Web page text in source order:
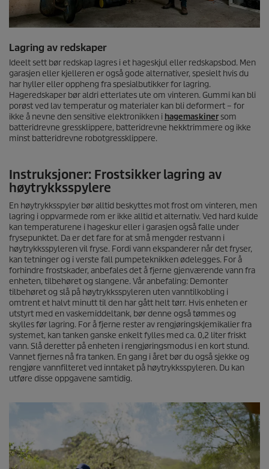
Lagring av redskaper
Ideelt sett bør redskap lagres i et hageskjul eller redskapsbod. Men
garasjen eller kjelleren er også gode alternativer, spesielt hvis du
har hyller eller oppheng fra spesialbutikker for lagring.
Hageredskaper bør aldri etterlates ute om vinteren. Gummi kan bli
porøst ved lav temperatur og materialer kan bli deformert – for
ikke å nevne den sensitive elektronikken i hagemaskiner som
batteridrevne gressklippere, batteridrevne hekktrimmere og ikke
minst batteridrevne robotgressklippere.
Instruksjoner: Frostsikker lagring av
høytrykksspylere
En høytrykksspyler bør alltid beskyttes mot frost om vinteren, men
lagring i oppvarmede rom er ikke alltid et alternativ. Ved hard kulde
kan temperaturene i hageskur eller i garasjen også falle under
frysepunktet. Da er det fare for at små mengder restvann i
høytrykksspyleren vil fryse. Fordi vann ekspanderer når det fryser,
kan tetninger og i verste fall pumpeteknikken ødelegges. For å
forhindre frostskader, anbefales det å fjerne gjenværende vann fra
enheten, tilbehøret og slangene. Vår anbefaling: Demonter
tilbehøret og slå på høytrykksspyleren uten vanntilkobling i
omtrent et halvt minutt til den har gått helt tørr. Hvis enheten er
utstyrt med en vaskemiddeltank, bør denne også tømmes og
skylles før lagring. For å fjerne rester av rengjøringskjemikalier fra
systemet, kan tanken ganske enkelt fylles med ca. 0,2 liter friskt
vann. Slå deretter på enheten i rengjøringsmodus i en kort stund.
Vannet fjernes nå fra tanken. En gang i året bør du også sjekke og
rengjøre vannfilteret ved inntaket på høytrykksspyleren. Du kan
utføre disse oppgavene samtidig.